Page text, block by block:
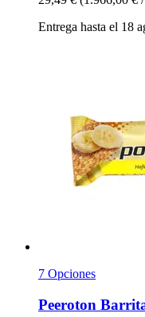
Entrega hasta el 18
7 Opciones
Peeroton